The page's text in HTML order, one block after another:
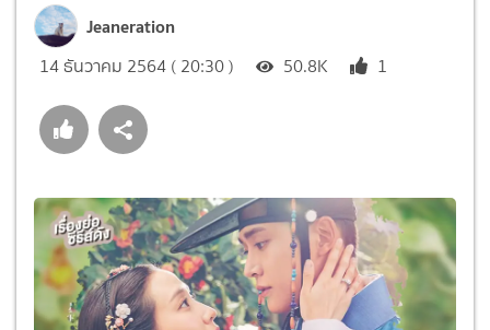
Jeaneration
14 ธันวาคม 2564 ( 20:30 ) 50.8K 1